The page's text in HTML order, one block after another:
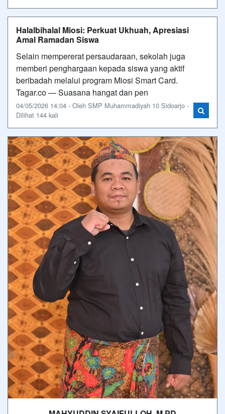
Halalbihalal Miosi: Perkuat Ukhuah, Apresiasi
Amal Ramadan Siswa
Selain mempererat persaudaraan, sekolah juga
memberi penghargaan kepada siswa yang aktif
beribadah melalui program Miosi Smart Card.
Tagar.co — Suasana hangat dan pen
04/05/2026 14:04 - Oleh SMP Muhammadiyah 10 Sidoarjo -
Dilihat 144 kali